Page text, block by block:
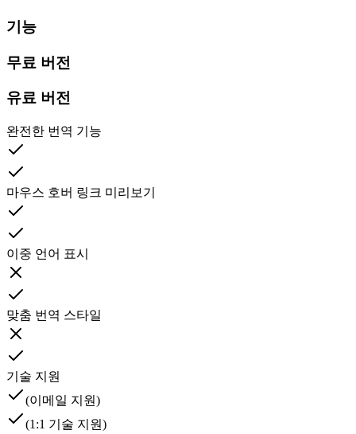
기능
무료 버전
유료 버전
완전한 번역 기능
마우스 호버 링크 미리보기
이중 언어 표시
맞춤 번역 스타일
기술 지원
(이메일 지원)
(1:1 기술 지원)